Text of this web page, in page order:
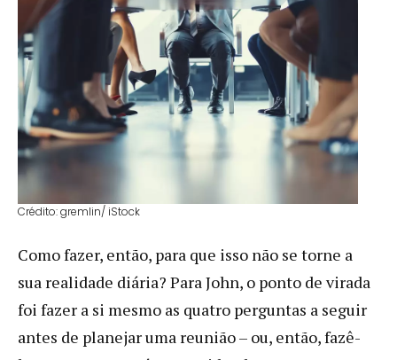
Crédito: gremlin/ iStock
Como fazer, então, para que isso não se torne a
sua realidade diária? Para John, o ponto de virada
foi fazer a si mesmo as quatro perguntas a seguir
antes de planejar uma reunião – ou, então, fazê-